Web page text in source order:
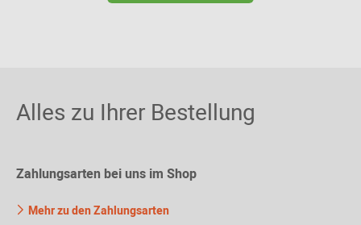
Alles zu Ihrer Bestellung
Zahlungsarten bei uns im Shop
Mehr zu den Zahlungsarten